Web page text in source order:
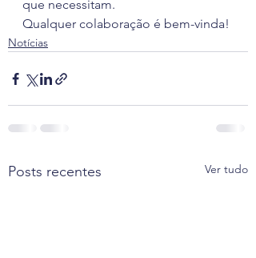
que necessitam.
Qualquer colaboração é bem-vinda!
Notícias
Posts recentes Ver tudo